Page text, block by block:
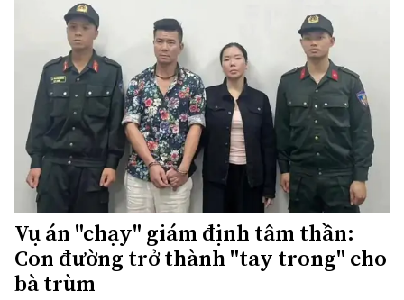
Vụ án "chạy" giám định tâm thần:
Con đường trở thành "tay trong" cho
bà trùm